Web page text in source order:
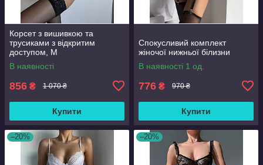
Корсет з вишивкою та
трусиками з відкритим
доступом, М
В наявності
856 ₴ 1 070 ₴
Купити
Спокусливий комплект
жіночої нижньої білизни
В наявності 1 од.
776 ₴ 970 ₴
Купити
–20% –20%